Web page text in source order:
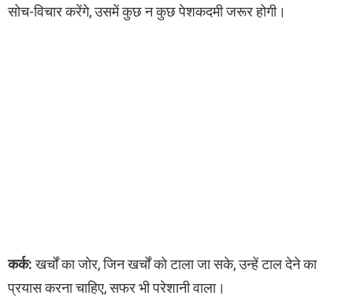
सोच-विचार करेंगे, उसमें कुछ न कुछ पेशकदमी जरूर होगी।
कर्क:खर्चों का जोर, जिन खर्चों को टाला जा सके, उन्हें टाल देने का
प्रयास करना चाहिए, सफर भी परेशानी वाला।